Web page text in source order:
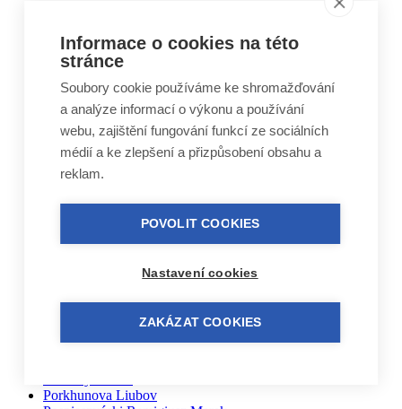
Mikoláš Zdeněk
Mikulášek Josef
Mikuláštíková Petra
Mikyska Jan
Moravec Jiří
Mošna Josef
Nitra Josef
Nohel Marcel
Novák Jakub
Nový Jindřich
Pernička Břetislav
Peřan Jiří
Porkhunova Liubov
Informace o cookies na této
stránce
Soubory cookie používáme ke shromažďování
a analýze informací o výkonu a používání
webu, zajištění fungování funkcí ze sociálních
médií a ke zlepšení a přizpůsobení obsahu a
reklam.
POVOLIT COOKIES
Nastavení cookies
ZAKÁZAT COOKIES